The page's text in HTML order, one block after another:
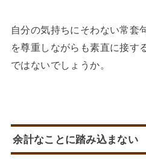
自分の気持ちにそわない常套
を尊重しながらも素直に接す
ではないでしょうか。
余計なことに踏み込まない